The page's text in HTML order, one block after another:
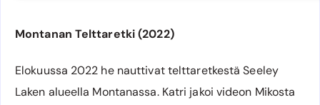
Montanan Telttaretki (2022)
Elokuussa 2022 he nauttivat telttaretkestä Seeley
Laken alueella Montanassa. Katri jakoi videon Mikosta